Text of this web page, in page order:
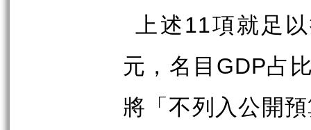
上述11項就足
元，名目 GDP占
將「不列入公開